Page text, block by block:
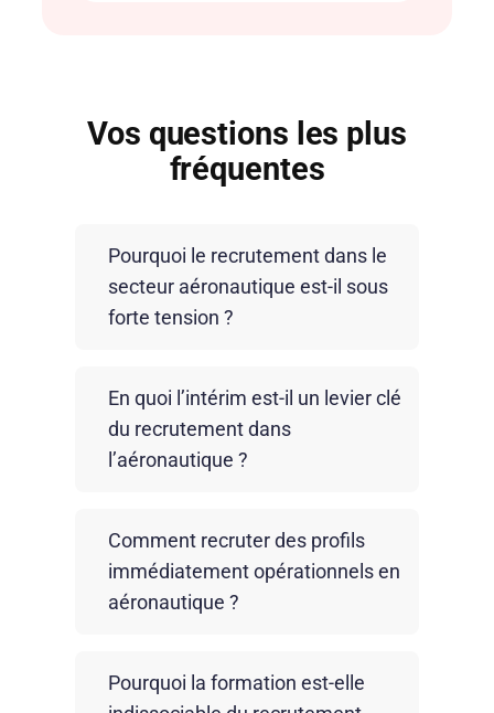
Vos questions les plus
fréquentes
Pourquoi le recrutement dans le
secteur aéronautique est-il sous
forte tension ?
s’explique par la rareté des compétences
techniques, la reprise des cadences
industrielles et la concurrence entre
fortement le vivier de profils
immédiatement disponibles.
En quoi l’intérim est-il un levier clé
du recrutement dans
l’aéronautique ?
répondre aux montées en cadence, de
sécuriser la production et de tester les
compétences en conditions réelles. Il
dans l’industrie aéronautique.
Comment recruter des profils
immédiatement opérationnels en
aéronautique ?
aéronautique nécessite de cibler des
Pourquoi la formation est-elle